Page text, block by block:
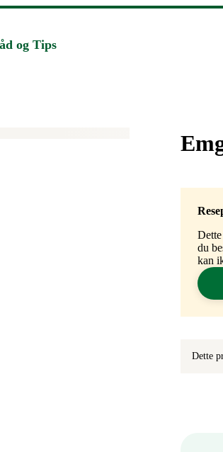
og Tips
du
kan
Dette